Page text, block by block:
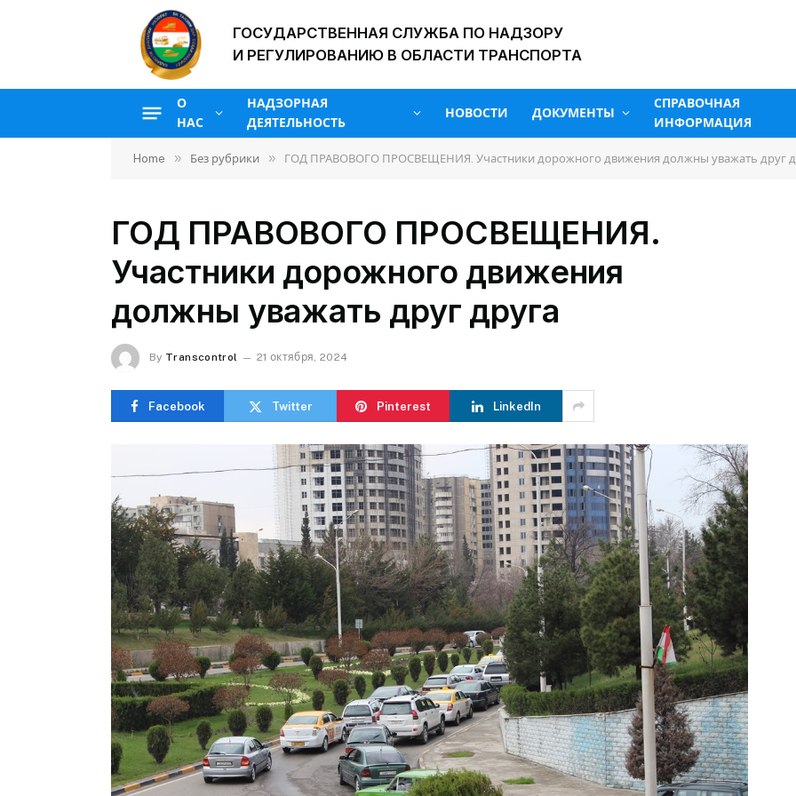
ГОСУДАРСТВЕННАЯ СЛУЖБА ПО НАДЗОРУ
И РЕГУЛИРОВАНИЮ В ОБЛАСТИ ТРАНСПОРТА
О
НАС
НАДЗОРНАЯ
ДЕЯТЕЛЬНОСТЬ
НОВОСТИ ДОКУМЕНТЫ
СПРАВОЧНАЯ
ИНФОРМАЦИЯ
Home » Без рубрики » ГОД ПРАВОВОГО ПРОСВЕЩЕНИЯ. Участники дорожного движения должны уважать друг
ГОД ПРАВОВОГО ПРОСВЕЩЕНИЯ.
Участники дорожного движения
должны уважать друг друга
By Transcontrol 21 октября, 2024
Facebook Twitter Pinterest LinkedIn